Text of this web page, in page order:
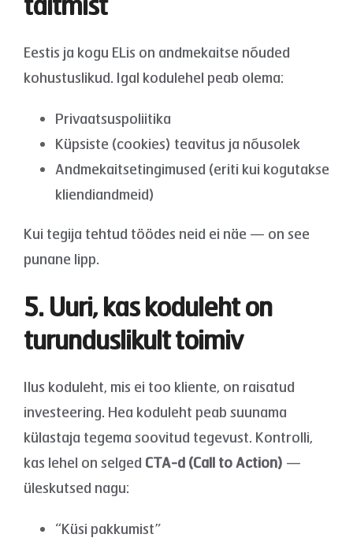
Eestis ja kogu ELis on andmekaitse nõuded
kohustuslikud. Igal kodulehel peab olema:
Privaatsuspoliitika
Küpsiste (cookies) teavitus ja nõusolek
Andmekaitsetingimused (eriti kui kogutakse
kliendiandmeid)
Kui tegija tehtud töödes neid ei näe — on see
punane lipp.
5. Uuri, kas koduleht on
turunduslikult toimiv
Ilus koduleht, mis ei too kliente, on raisatud
investeering. Hea koduleht peab suunama
külastaja tegema soovitud tegevust. Kontrolli,
kas lehel on selged CTA-d (Call to Action) —
üleskutsed nagu:
“Küsi pakkumist”